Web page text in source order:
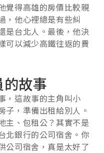
覺得高雄的房價比較親
，他心裡總是有些糾
是台北人。最後，他決
可以減少高鐵往返的費
故事
，這故事的主角叫小
子，準備出租給別人。
主、包租公？其實不是
北銀行的公司宿舍。你
公司宿舍，真是太好了